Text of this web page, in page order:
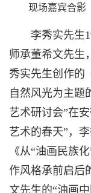
现场嘉宾合影
李秀实先生
师承董希文先生
秀实先生创作的
自然风光为主题
艺术研讨会”在
艺术的春天”，
《从“油画民族
作风格承前启后
文先生的“油画